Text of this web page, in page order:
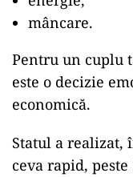
mâncare.
Pentru un cuplu
este o decizie
economică.
Statul a realizat,
ceva rapid,